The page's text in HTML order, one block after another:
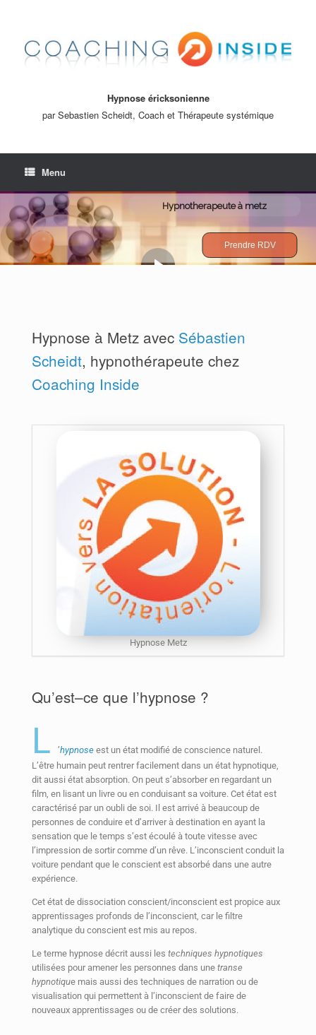
Hypnose éricksonienne
par Sebastien Scheidt, Coach et Thérapeute systémique
Menu
Prendre RDV
Hypnotherapeute à metz
Hypnose à Metz avec Sébastien
Scheidt, hypnothérapeute chez
Coaching Inside
Hypnose Metz
Qu’est–ce que l’hypnose ?
L ’hypnose est un état modifié de conscience naturel.
L’être humain peut rentrer facilement dans un état hypnotique,
dit aussi état absorption. On peut s’absorber en regardant un
film, en lisant un livre ou en conduisant sa voiture. Cet état est
caractérisé par un oubli de soi. Il est arrivé à beaucoup de
personnes de conduire et d’arriver à destination en ayant la
sensation que le temps s’est écoulé à toute vitesse avec
l’impression de sortir comme d’un rêve. L’inconscient conduit la
voiture pendant que le conscient est absorbé dans une autre
expérience.
Cet état de dissociation conscient/inconscient est propice aux
apprentissages profonds de l’inconscient, car le filtre
analytique du conscient est mis au repos.
Le terme hypnose décrit aussi les techniques hypnotiques
utilisées pour amener les personnes dans une transe
hypnotique mais aussi des techniques de narration ou de
visualisation qui permettent à l’inconscient de faire de
nouveaux apprentissages ou de créer des solutions.